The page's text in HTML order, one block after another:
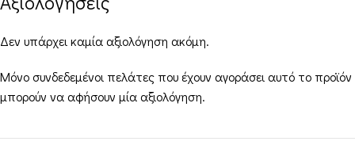
Δεν υπάρχει καμία αξιολόγηση ακόμη.
Μόνο συνδεδεμένοι πελάτες που έχουν αγοράσει αυτό το προϊόν
μπορούν να αφήσουν μία αξιολόγηση.